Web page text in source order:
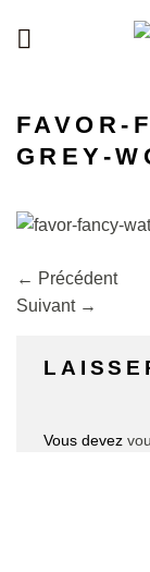
FAVOR-
GREY-
← Précédent
Suivant →
Vous devez